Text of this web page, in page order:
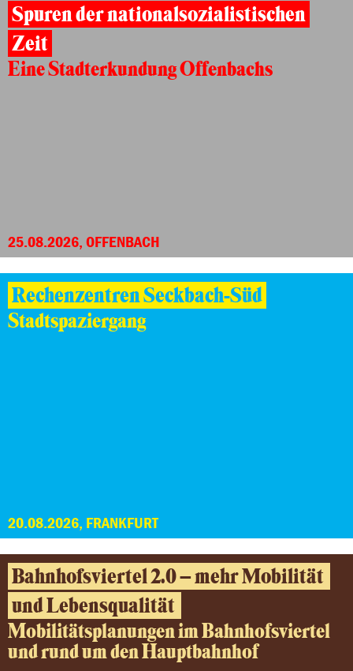
Spuren der nationalsozialistischen
Zeit
Eine Stadterkundung Offenbachs
25.08.2026, OFFENBACH
Rechenzentren Seckbach-Süd
Stadtspaziergang
20.08.2026, FRANKFURT
Bahnhofsviertel 2.0 – mehr Mobilität
und Lebensqualität
Mobilitätsplanungen im Bahnhofsviertel
und rund um den Hauptbahnhof